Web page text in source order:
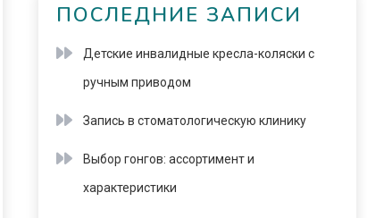
ПОСЛЕДНИЕ ЗАПИСИ
Детские инвалидные кресла-коляски с
ручным приводом
Запись в стоматологическую клинику
Выбор гонгов: ассортимент и
характеристики